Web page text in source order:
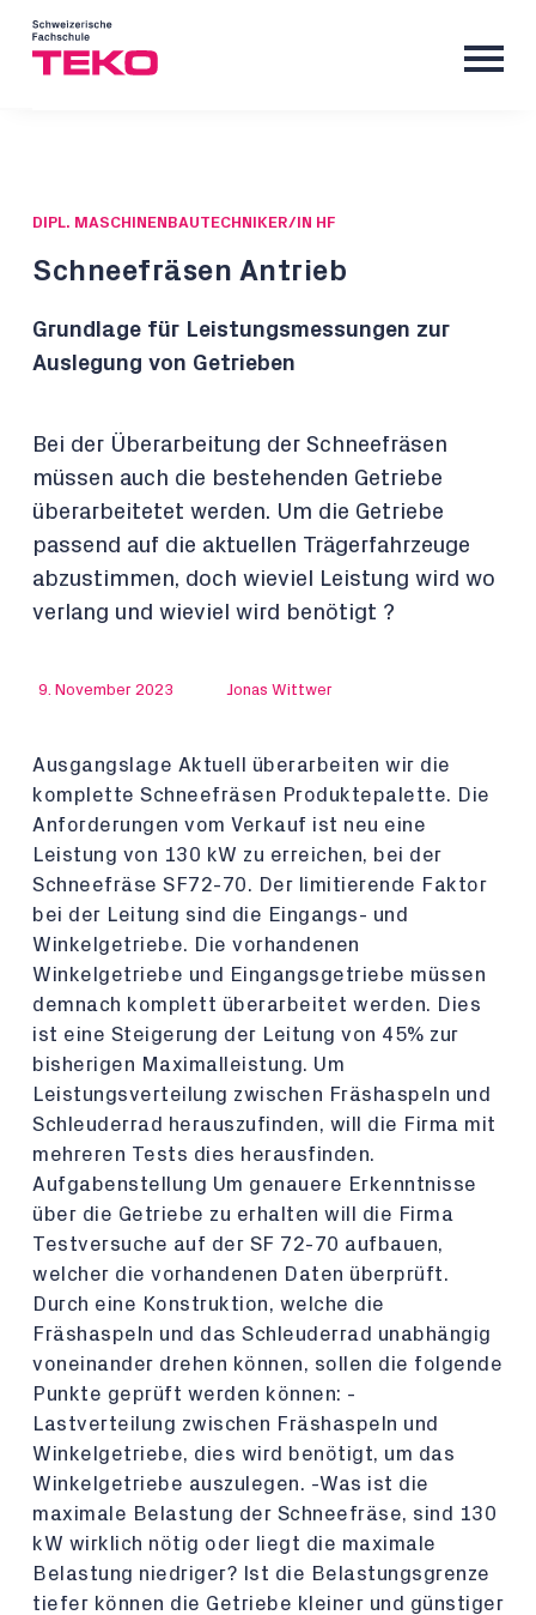
DIPL. MASCHINENBAUTECHNIKER/IN HF
Schneefräsen Antrieb
Grundlage für Leistungsmessungen zur
Auslegung von Getrieben
Bei der Überarbeitung der Schneefräsen
müssen auch die bestehenden Getriebe
überarbeitetet werden. Um die Getriebe
passend auf die aktuellen Trägerfahrzeuge
abzustimmen, doch wieviel Leistung wird wo
verlang und wieviel wird benötigt ?
9. November 2023 Jonas Wittwer
Ausgangslage Aktuell überarbeiten wir die
komplette Schneefräsen Produktepalette. Die
Anforderungen vom Verkauf ist neu eine
Leistung von 130 kW zu erreichen, bei der
Schneefräse SF72-70. Der limitierende Faktor
bei der Leitung sind die Eingangs- und
Winkelgetriebe. Die vorhandenen
Winkelgetriebe und Eingangsgetriebe müssen
demnach komplett überarbeitet werden. Dies
ist eine Steigerung der Leitung von 45% zur
bisherigen Maximalleistung. Um
Leistungsverteilung zwischen Fräshaspeln und
Schleuderrad herauszufinden, will die Firma mit
mehreren Tests dies herausfinden.
Aufgabenstellung Um genauere Erkenntnisse
über die Getriebe zu erhalten will die Firma
Testversuche auf der SF 72-70 aufbauen,
welcher die vorhandenen Daten überprüft.
Durch eine Konstruktion, welche die
Fräshaspeln und das Schleuderrad unabhängig
voneinander drehen können, sollen die folgende
Punkte geprüft werden können: -
Lastverteilung zwischen Fräshaspeln und
Winkelgetriebe, dies wird benötigt, um das
Winkelgetriebe auszulegen. -Was ist die
maximale Belastung der Schneefräse, sind 130
kW wirklich nötig oder liegt die maximale
Belastung niedriger? Ist die Belastungsgrenze
tiefer können die Getriebe kleiner und günstiger